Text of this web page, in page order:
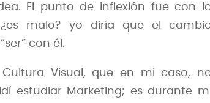
El punto de inflexión fue con
malo? yo diría que el
con él.
Visual, que en mi caso,
estudiar Marketing; es durante